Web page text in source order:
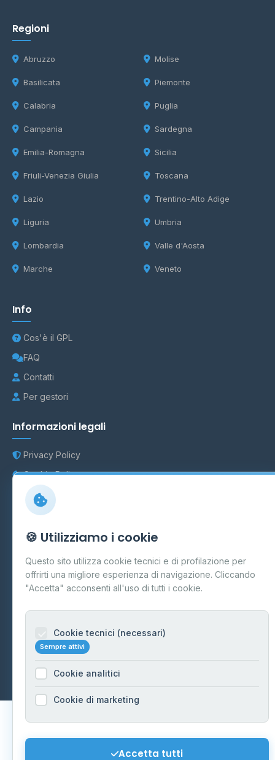
Regioni
Abruzzo
Basilicata
Calabria
Campania
Emilia-Romagna
Friuli-Venezia Giulia
Lazio
Liguria
Lombardia
Marche
Molise
Piemonte
Puglia
Sardegna
Sicilia
Toscana
Trentino-Alto Adige
Umbria
Valle d'Aosta
Veneto
Info
Cos'è il GPL
FAQ
Contatti
Per gestori
Informazioni legali
Privacy Policy
Cookie Policy
Preferenze Cookie
Mappa del sito
Contattaci
info@distributori-gpl.it
© 2026 - Distributori di GPL -AF Project Software Agency
Carpi
Dati forniti daMinistero delle Imprese e del Made in Italy
🍪 Utilizziamo i cookie
Questo sito utilizza cookie tecnici e di profilazione per
offrirti una migliore esperienza di navigazione. Cliccando
"Accetta" acconsenti all'uso di tutti i cookie.
Cookie tecnici (necessari)
Sempre attivi
Cookie analitici
Cookie di marketing
Accetta tutti